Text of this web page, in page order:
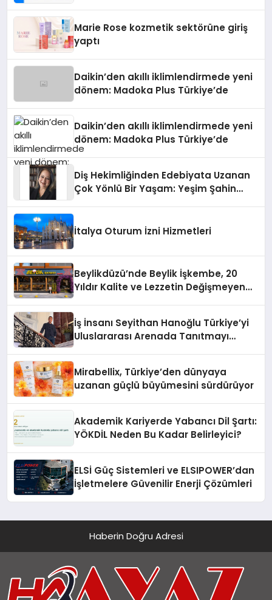
Marie Rose kozmetik sektörüne giriş
yaptı
Daikin’den akıllı iklimlendirmede yeni
dönem: Madoka Plus Türkiye’de
Daikin’den akıllı iklimlendirmede yeni
dönem: Madoka Plus Türkiye’de
Diş Hekimliğinden Edebiyata Uzanan
Çok Yönlü Bir Yaşam: Yeşim Şahin
İtalya Oturum İzni Hizmetleri
Beylikdüzü’nde Beylik İşkembe, 20
Yıldır Kalite ve Lezzetin Değişmeyen
İş İnsanı Seyithan Hanoğlu Türkiye’yi
Uluslararası Arenada Tanıtmayı
Mirabellix, Türkiye’den dünyaya
uzanan güçlü büyümesini sürdürüyor
Akademik Kariyerde Yabancı Dil Şartı:
YÖKDİL Neden Bu Kadar Belirleyici?
ELSİ Güç Sistemleri ve ELSIPOWER’dan
İşletmelere Güvenilir Enerji Çözümleri
Haberin Doğru Adresi